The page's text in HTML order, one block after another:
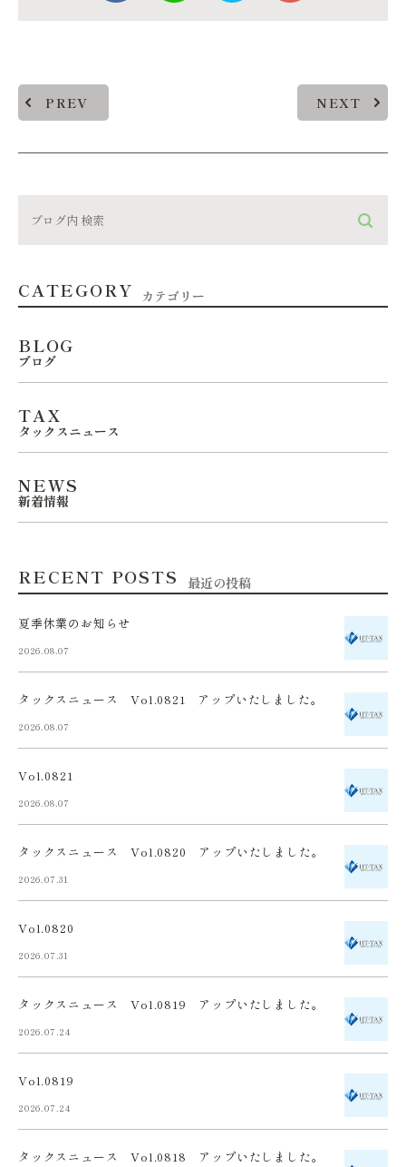
PREV NEXT
CATEGORY カテゴリー
BLOG
ブログ
TAX
タックスニュース
NEWS
新着情報
RECENT POSTS 最近の投稿
夏季休業のお知らせ
2026.08.07
タックスニュース Vol.0821 アップいたしました。
2026.08.07
Vol.0821
2026.08.07
タックスニュース Vol.0820 アップいたしました。
2026.07.31
Vol.0820
2026.07.31
タックスニュース Vol.0819 アップいたしました。
2026.07.24
Vol.0819
2026.07.24
タックスニュース Vol.0818 アップいたしました。